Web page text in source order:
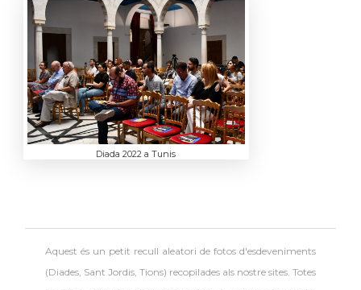
Diada 2022 a Tunis
Aquest és un petit recull aleatori defotos d'esdeveniments
(Diades, Sant Jordis, Tions) recopilades als nostre sites. Totes